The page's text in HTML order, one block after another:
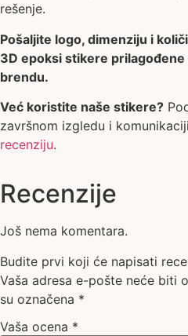
rešenje.
Pošaljite logo, dimenziju i
3D epoksi stikere
brendu.
Već koristite naše stikere?
završnom izgledu i
recenziju.
Recenzije
Još nema komentara.
Budite prvi koji će napisati
Vaša adresa e-pošte neće biti
su označena *
Vaša ocena *